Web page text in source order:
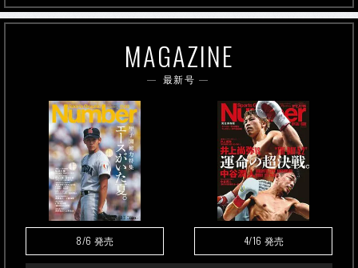
MAGAZINE
最新号
8/6 発売 4/16 発売